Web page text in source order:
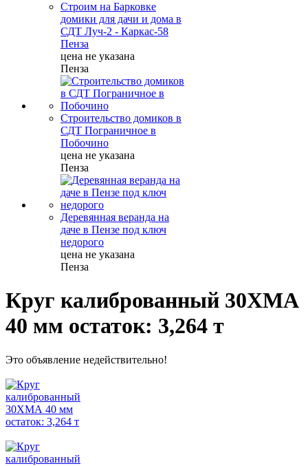
Строим на Барковке
домики для дачи и дома в
СДТ Луч-2 - Каркас-58
Пенза
цена не указана
Пенза
Строительство домиков в
СДТ Пограничное в
Побочино
цена не указана
Пенза
Деревянная веранда на
даче в Пензе под ключ
недорого
цена не указана
Пенза
Круг калиброванный 30ХМА
40 мм остаток: 3,264 т
Это объявление недействительно!